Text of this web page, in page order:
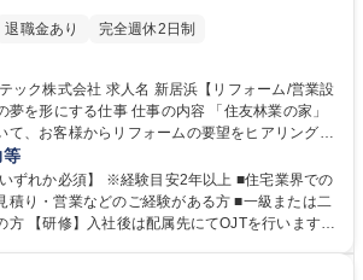
退職金あり 完全週休2日制
新居浜【リフォーム/営業設
仕事の内容 「住友林業の家」
て、お客様からリフォームの要望をヒアリング
計、見積り、契約、工事担当者への引継ぎまでを
：
テナンス担当部門からの情報を元に水回り設備の
工事を提案。すでに住友林業として取引があるた
等
ずれか必須】 ※経験目安2年以上 ■住宅業界での
積り・営業などのご経験がある方 ■一級または二
います。